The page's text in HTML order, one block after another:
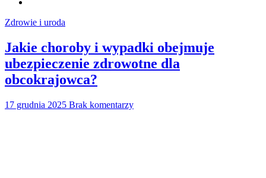
Zdrowie i uroda
Jakie choroby i wypadki obejmuje
ubezpieczenie zdrowotne dla
obcokrajowca?
17 grudnia 2025 Brak komentarzy